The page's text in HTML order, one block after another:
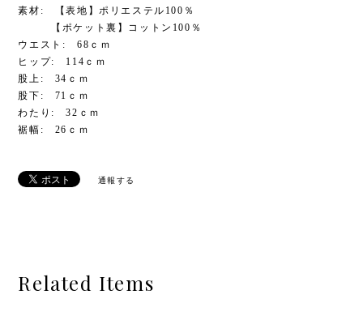
素材: 【表地】ポリエステル100％
【ポケット裏】コットン100％
ウエスト: 68ｃｍ
ヒップ: 114ｃｍ
股上: 34ｃｍ
股下: 71ｃｍ
わたり: 32ｃｍ
裾幅: 26ｃｍ
通報する
Related Items